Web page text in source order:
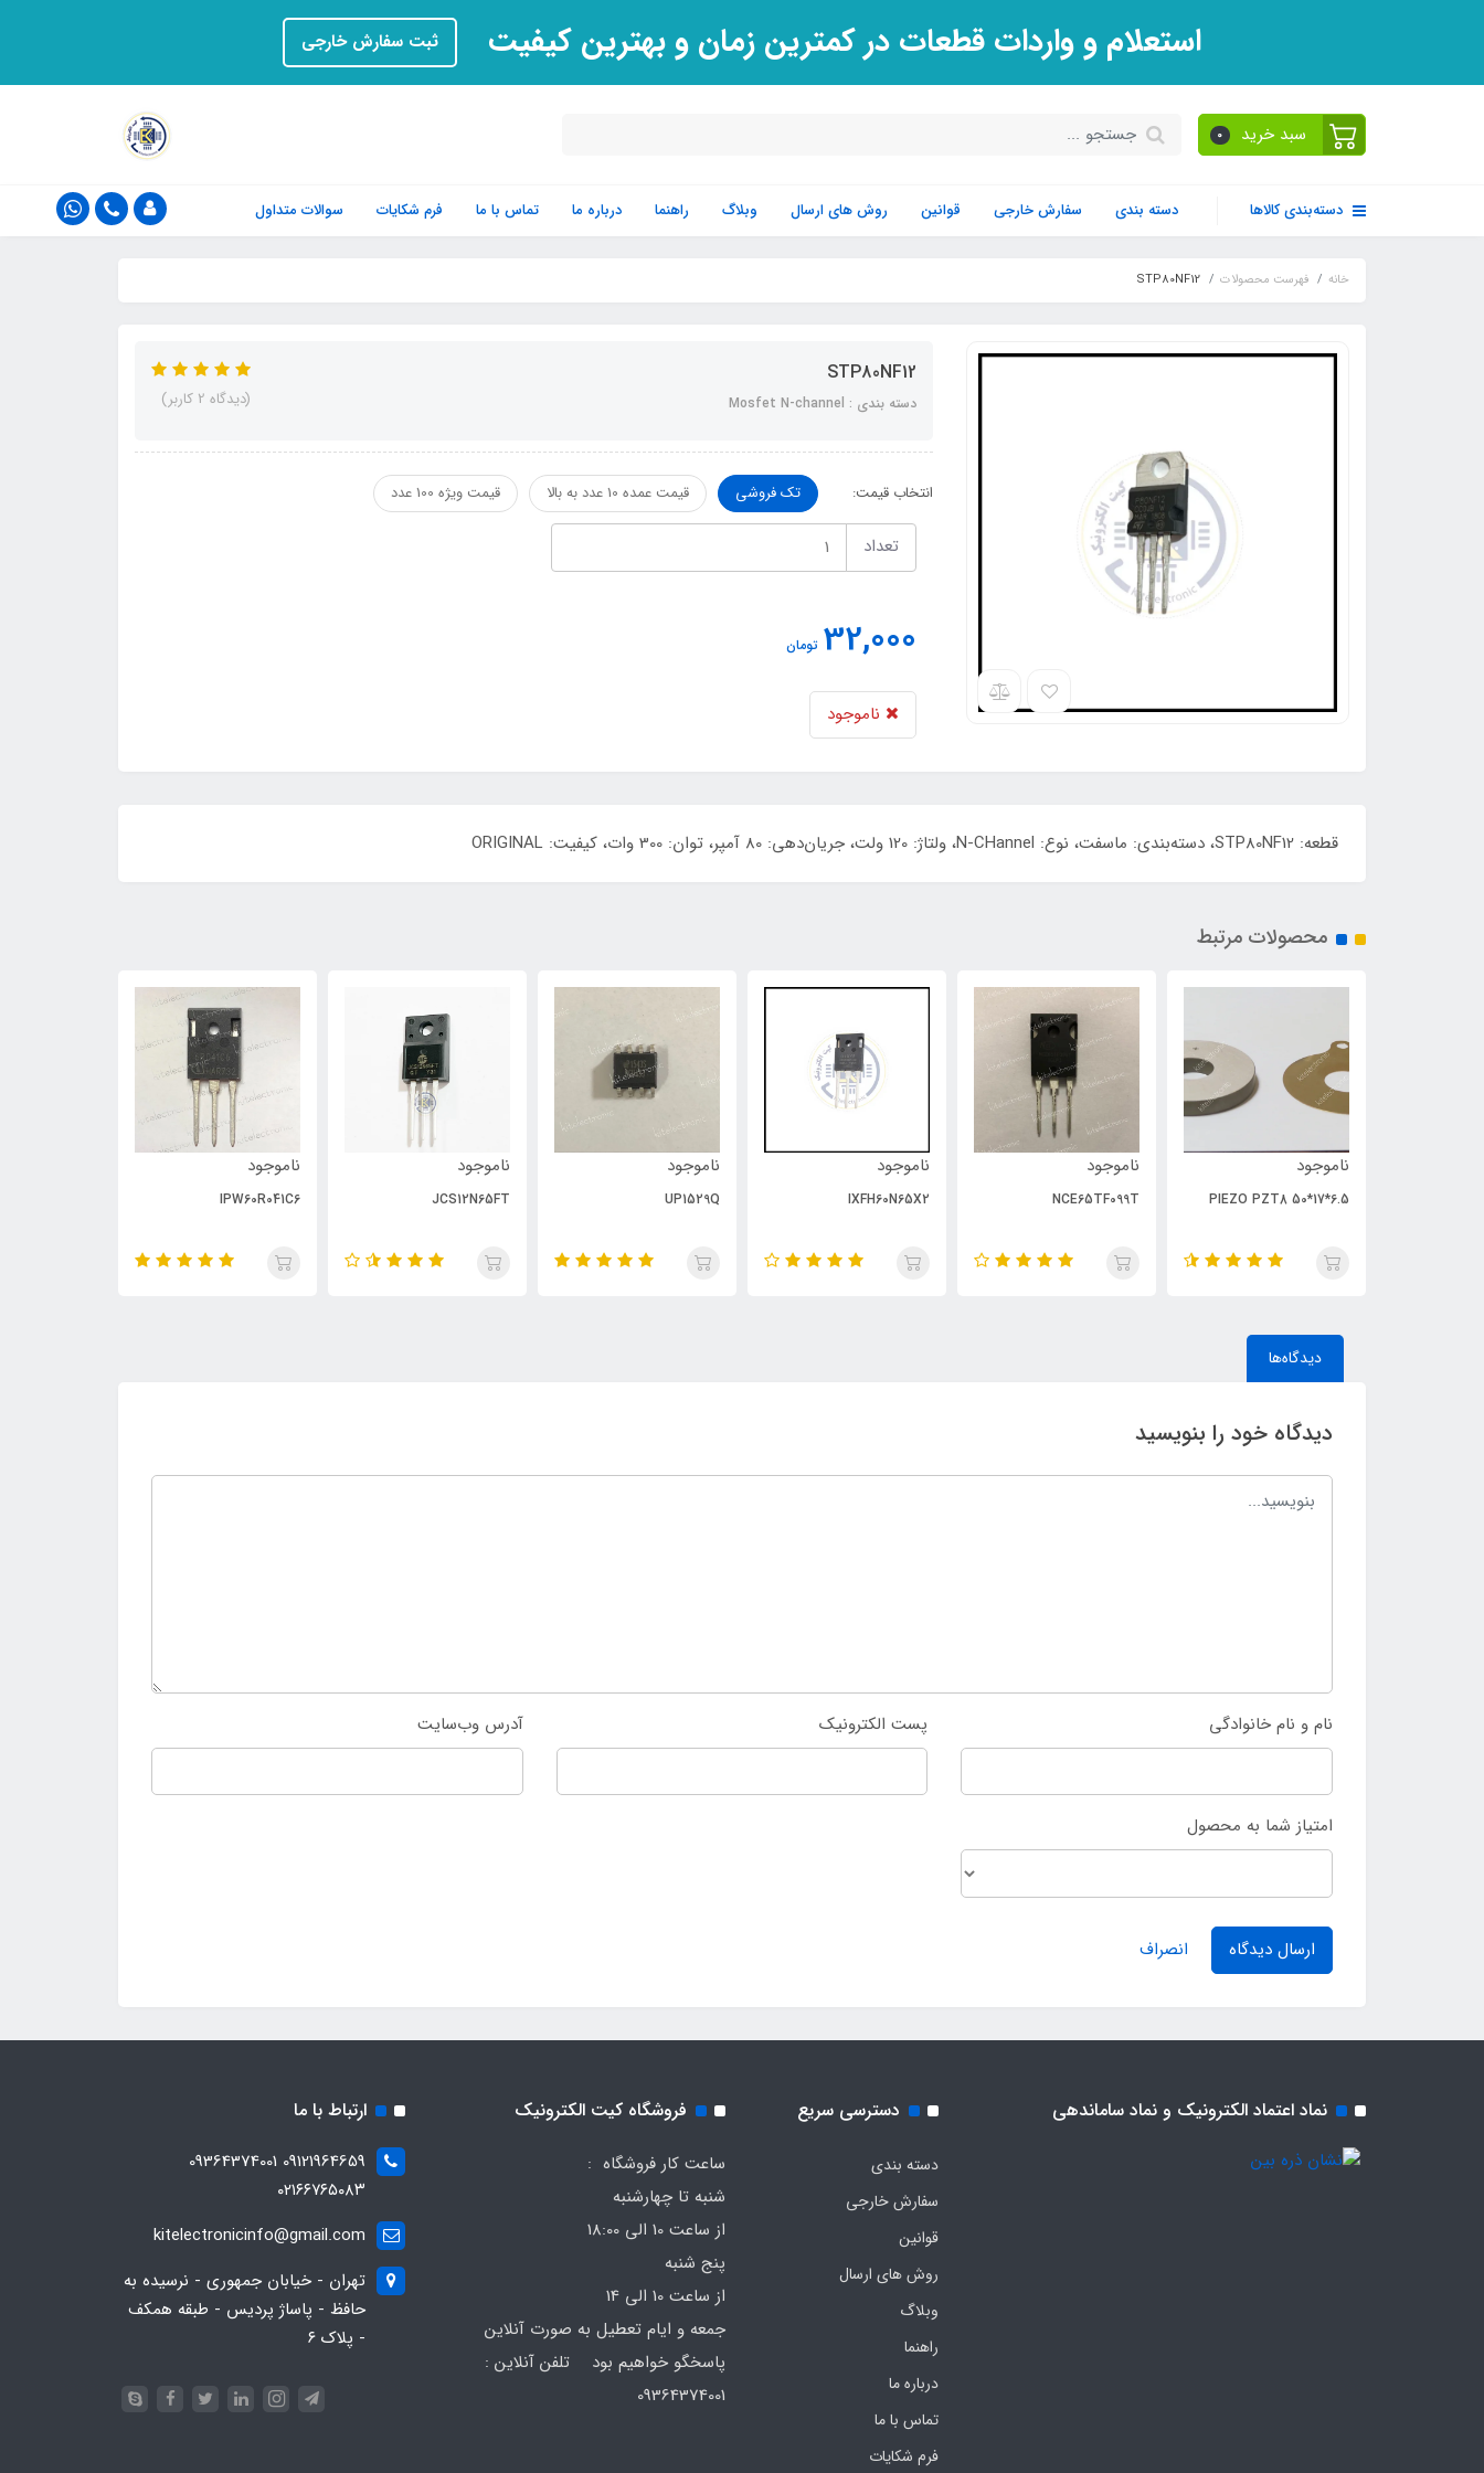
استعلام و واردات قطعات در کمترین زمان و بهترین کیفیت ثبت سفارش خارجی
سبد خرید 0
دسته‌بندی کالاها دسته بندی سفارش خارجی قوانین روش های ارسال وبلاگ راهنما درباره ما تماس با ما فرم‌ شکایات سوالات متداول
خانه فهرست محصولات STP80NF12
STP80NF12
دسته بندی : Mosfet N-channel (دیدگاه 2 کاربر)
انتخاب قیمت: تک فروشی قیمت عمده 10 عدد به بالا قیمت ویژه 100 عدد
تعداد
32,000 تومان
ناموجود
قطعه: STP80NF12، دسته‌بندی: ماسفت، نوع: N-CHannel، ولتاژ: 120 ولت، جریان‌دهی: 80 آمپر، توان: 300 وات، کیفیت: ORIGINAL
محصولات مرتبط
ناموجود
PIEZO PZT8 50*17*6.5
ناموجود
NCE65TF099T
ناموجود
IXFH60N65X2
ناموجود
UP1529Q
ناموجود
JCS12N65FT
ناموجود
IPW60R041C6
دیدگاه‌ها
دیدگاه خود را بنویسید
نام و نام خانوادگی پست الکترونیک آدرس وب‌سایت
امتیاز شما به محصول
ارسال دیدگاه انصراف
نماد اعتماد الکترونیک و نماد ساماندهی دسترسی سریع
دسته بندی
سفارش خارجی
قوانین
روش های ارسال
وبلاگ
راهنما
درباره ما
تماس با ما
فرم‌ شکایات
فروشگاه کیت الکترونیک
ساعت کار فروشگاه :
شنبه تا چهارشنبه
از ساعت 10 الی 18:00
پنج شنبه
از ساعت 10 الی 14
جمعه و ایام تعطیل به صورت آنلاین
پاسخگو خواهیم بود تلفن آنلاین :
ارتباط با ما
09121964659 09364374001
۰۲۱۶۶۷۶۵۰۸۳
kitelectronicinfo@gmail.com
تهران - خیابان جمهوری - نرسیده به
حافظ - پاساژ پردیس - طبقه همکف
- پلاک ۶